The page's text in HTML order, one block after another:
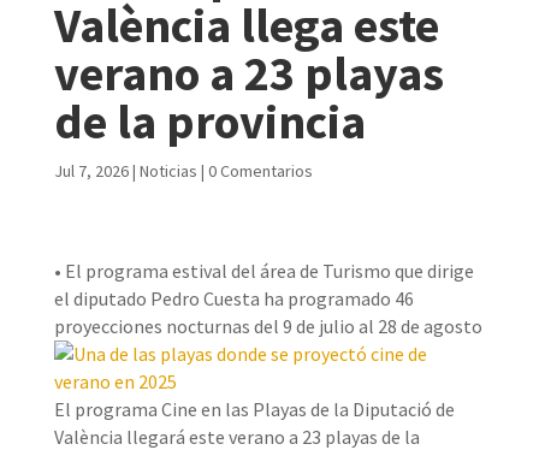
València llega este
verano a 23 playas
de la provincia
Jul 7, 2026| Noticias | 0 Comentarios
• El programa estival del área de Turismo que dirige
el diputado Pedro Cuesta ha programado 46
proyecciones nocturnas del 9 de julio al 28 de agosto
El programa Cine en las Playas de la Diputació de
València llegará este verano a 23 playas de la